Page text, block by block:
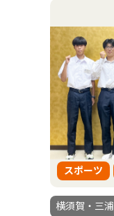
スポーツ
横須賀・三浦